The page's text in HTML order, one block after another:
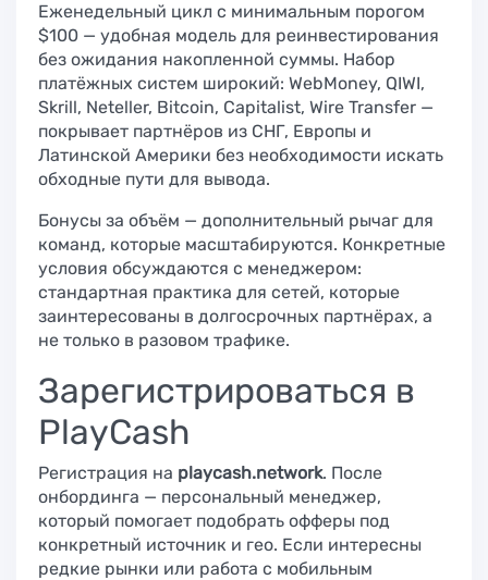
Еженедельный цикл с минимальным порогом
$100 — удобная модель для реинвестирования
без ожидания накопленной суммы. Набор
платёжных систем широкий: WebMoney, QIWI,
Skrill, Neteller, Bitcoin, Capitalist, Wire Transfer —
покрывает партнёров из СНГ, Европы и
Латинской Америки без необходимости искать
обходные пути для вывода.
Бонусы за объём — дополнительный рычаг для
команд, которые масштабируются. Конкретные
условия обсуждаются с менеджером:
стандартная практика для сетей, которые
заинтересованы в долгосрочных партнёрах, а
не только в разовом трафике.
Зарегистрироваться в
PlayCash
Регистрация на playcash.network. После
онбординга — персональный менеджер,
который помогает подобрать офферы под
конкретный источник и гео. Если интересны
редкие рынки или работа с мобильным